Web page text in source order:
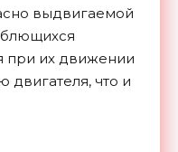
выдвигаемой
при их движении
двигателя, что и